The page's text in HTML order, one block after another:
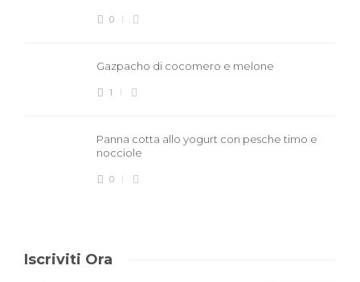
0
Gazpacho di cocomero e melone
1
Panna cotta allo yogurt con pesche timo e
nocciole
0
Iscriviti Ora